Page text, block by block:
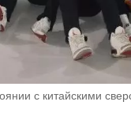
с китайскими